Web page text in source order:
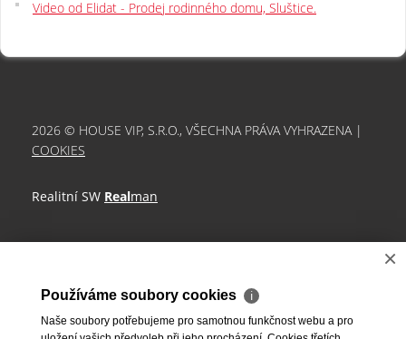
Video od Elidat - Prodej rodinného domu, Sluštice.
2026 © HOUSE VIP, S.R.O., VŠECHNA PRÁVA VYHRAZENA |
COOKIES
Realitní SW Realman
×
Používáme soubory cookies ℹ
Naše soubory potřebujeme pro samotnou funkčnost webu a pro